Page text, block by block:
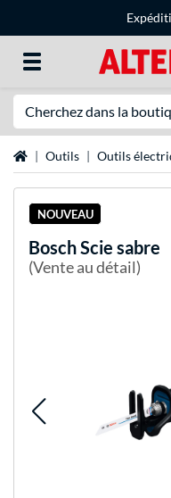
Page d'accueil
Outils Outils
NOUVEAU
BoschScie sabre
(Vente au détail)